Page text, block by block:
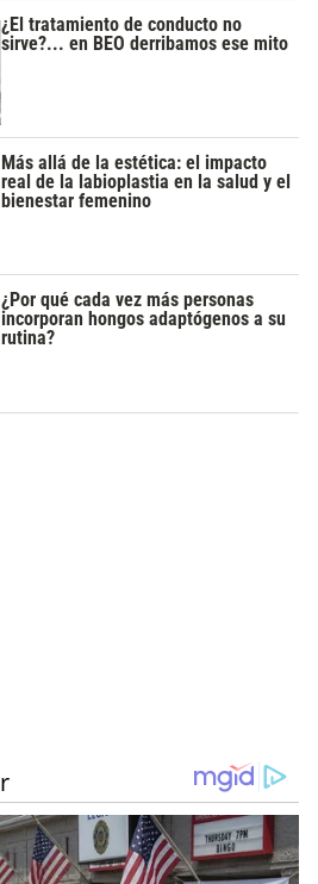
¿El tratamiento de conducto no
sirve?... en BEO derribamos ese mito
Más allá de la estética: el impacto
real de la labioplastia en la salud y el
bienestar femenino
¿Por qué cada vez más personas
incorporan hongos adaptógenos a su
rutina?